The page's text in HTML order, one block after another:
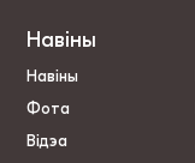
Навіны
Навіны
Фота
Відэа